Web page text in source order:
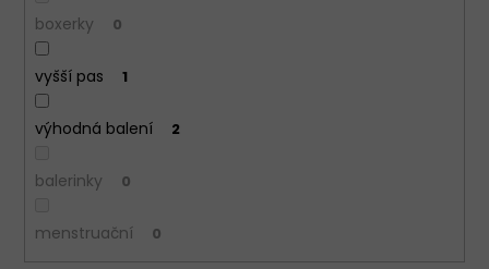
boxerky 0
vyšší pas 1
výhodná balení 2
balerinky 0
menstruační 0